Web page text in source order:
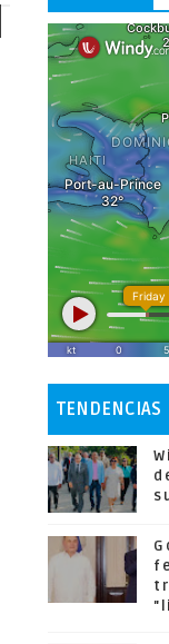
TENDENCIAS